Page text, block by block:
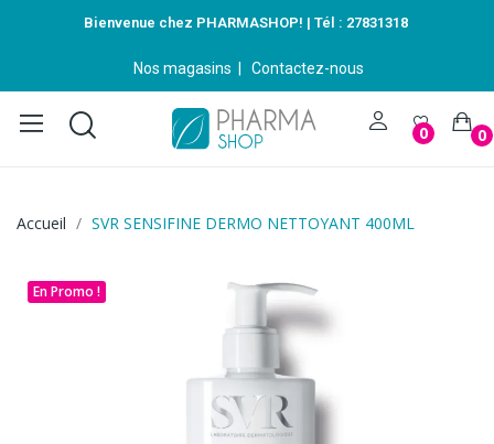
Bienvenue chez PHARMASHOP! | Tél : 27831318
Nos magasins Contactez-nous
0 0
Accueil SVR SENSIFINE DERMO NETTOYANT 400ML
En Promo !